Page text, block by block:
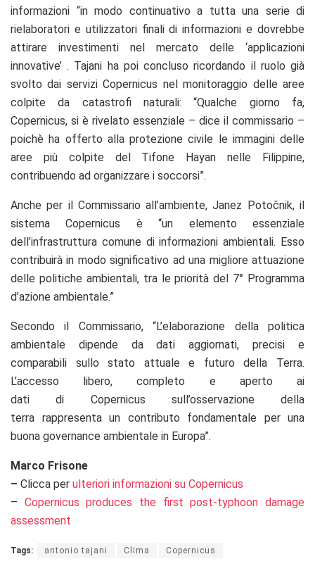
informazioni “in modo continuativo a tutta una serie di
rielaboratori e utilizzatori finali di informazioni e dovrebbe
attirare investimenti nel mercato delle ‘applicazioni
innovative’ . Tajani ha poi concluso ricordando il ruolo già
svolto dai servizi Copernicus nel monitoraggio delle aree
colpite da catastrofi naturali: “Qualche giorno fa,
Copernicus, si è rivelato essenziale – dice il commissario –
poichè ha offerto alla protezione civile le immagini delle
aree più colpite del Tifone Hayan nelle Filippine,
contribuendo ad organizzare i soccorsi”.
Anche per il Commissario all’ambiente, Janez Potočnik, il
sistema Copernicus è “un elemento essenziale
dell’infrastruttura comune di informazioni ambientali. Esso
contribuirà in modo significativo ad una migliore attuazione
delle politiche ambientali, tra le priorità del 7° Programma
d’azione ambientale.”
Secondo il Commissario, “L’elaborazione della politica
ambientale dipende da dati aggiornati, precisi e
comparabili sullo stato attuale e futuro della Terra.
L’accesso libero, completo e aperto ai
dati di Copernicus sull’osservazione della
terra rappresenta un contributo fondamentale per una
buona governance ambientale in Europa”.
Marco Frisone
– Clicca per ulteriori informazioni su Copernicus
– Copernicus produces the first post-typhoon damage
assessment
Tags: antonio tajani Clima Copernicus